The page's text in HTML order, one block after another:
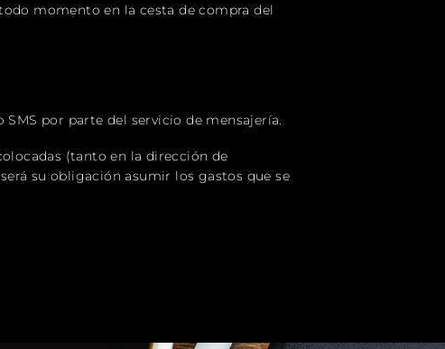
momento en la cesta de compra del
por parte del servicio de mensajería.
(tanto en la dirección de
su obligación asumir los gastos que se